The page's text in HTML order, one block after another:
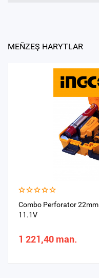
MEŇZEŞ HARYTLAR
Combo Perforator
11.1V
1 221,40 man.